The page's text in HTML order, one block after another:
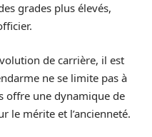
grades plus élevés,
de carrière, il est
ne se limite pas à
offre une dynamique de
le mérite et l’ancienneté.